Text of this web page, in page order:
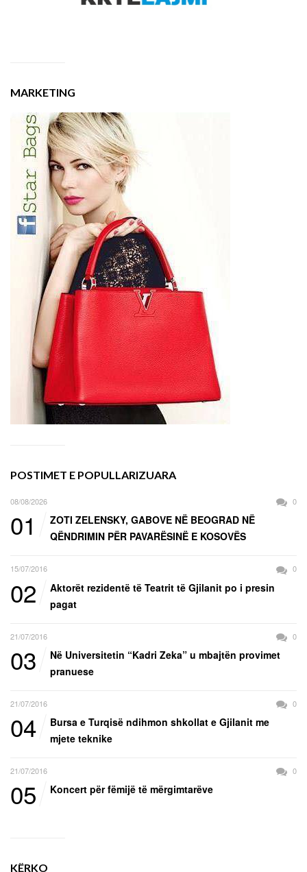
MARKETING
POSTIMET E POPULLARIZUARA
08/08/2026 0
01
ZOTI ZELENSKY, GABOVE NË BEOGRAD NË
QËNDRIMIN PËR PAVARËSINË E KOSOVËS
15/07/2016 0
02
Aktorët rezidentë të Teatrit të Gjilanit po i presin
pagat
21/07/2016 0
03
Në Universitetin “Kadri Zeka” u mbajtën provimet
pranuese
21/07/2016 0
04
Bursa e Turqisë ndihmon shkollat e Gjilanit me
mjete teknike
21/07/2016 0
05 Koncert për fëmijë të mërgimtarëve
KËRKO